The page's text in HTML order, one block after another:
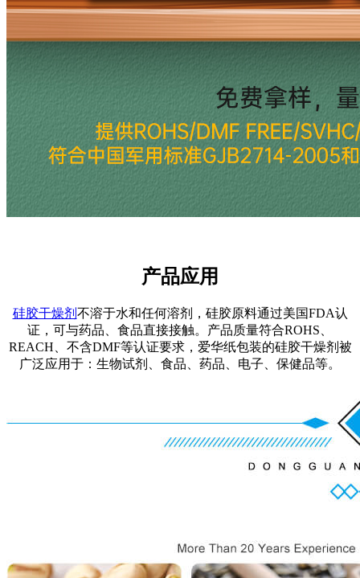
产品应用
硅胶干燥剂 不溶于水和任何溶剂，硅胶原料通过美国FDA认
证，可与药品、食品直接接触。产品质量符合ROHS、
REACH、不含DMF等认证要求，爱华纸包装的硅胶干燥剂被
广泛应用于：生物试剂、食品、药品、电子、保健品等。